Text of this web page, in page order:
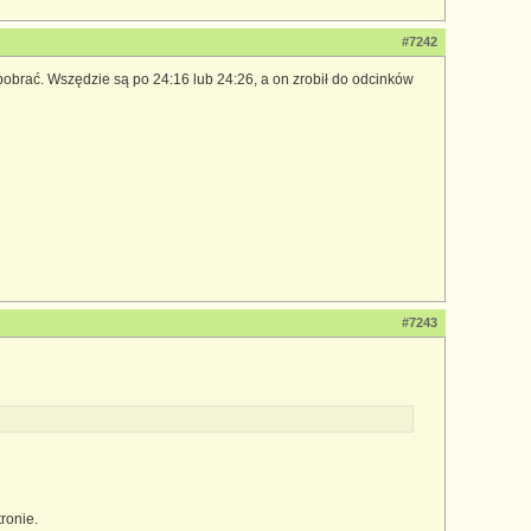
#7242
Wszędzie są po 24:16 lub 24:26, a on zrobił do odcinków
#7243